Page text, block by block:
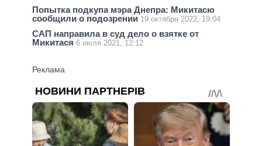
Попытка подкупа мэра Днепра: Микитасю
сообщили о подозрении 19 октября 2022, 19:04
САП направила в суд дело о взятке от
Микитася 6 июля 2021, 12:12